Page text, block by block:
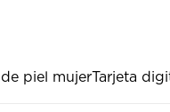
piel mujerTarjeta